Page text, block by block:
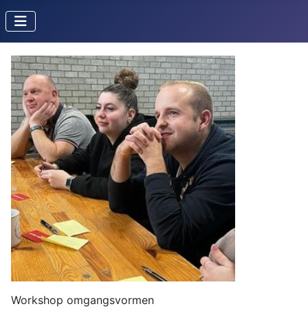
Workshop omgangsvormen